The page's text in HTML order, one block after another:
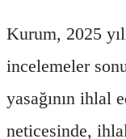
Kurum, 2025
incelemeler
yasağının ihlal
neticesinde,